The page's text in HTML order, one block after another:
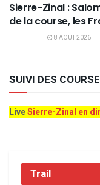
Sierre-Zinal :
de la course, les
8 AOÛT 2026
SUIVI DES
LiveSierre-Zinal en
Trail